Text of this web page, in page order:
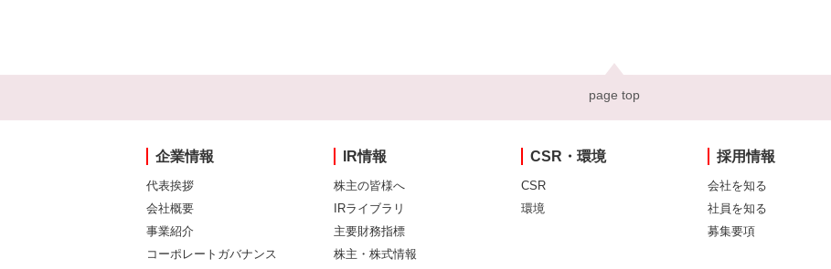
page top
企業情報
代表挨拶
会社概要
事業紹介
コーポレートガバナンス
IR情報
株主の皆様へ
IRライブラリ
主要財務指標
株主・株式情報
CSR・環境
CSR
環境
採用情報
会社を知る
社員を知る
募集要項